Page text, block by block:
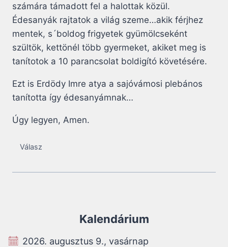
számára támadott fel a halottak közül.
Édesanyák rajtatok a világ szeme…akik férjhez
mentek, s´boldog frigyetek gyümölcseként
szültök, kettönél több gyermeket, akiket meg is
tanítotok a 10 parancsolat boldigító követésére.
Ezt is Erdödy Imre atya a sajóvámosi plebános
tanította így édesanyámnak…
Úgy legyen, Amen.
Válasz
Kalendárium
2026. augusztus 9., vasárnap